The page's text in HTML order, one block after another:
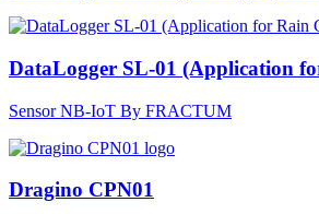
DataLogger SL-01 (Application
Sensor NB-IoT By FRACTUM
Dragino CPN01